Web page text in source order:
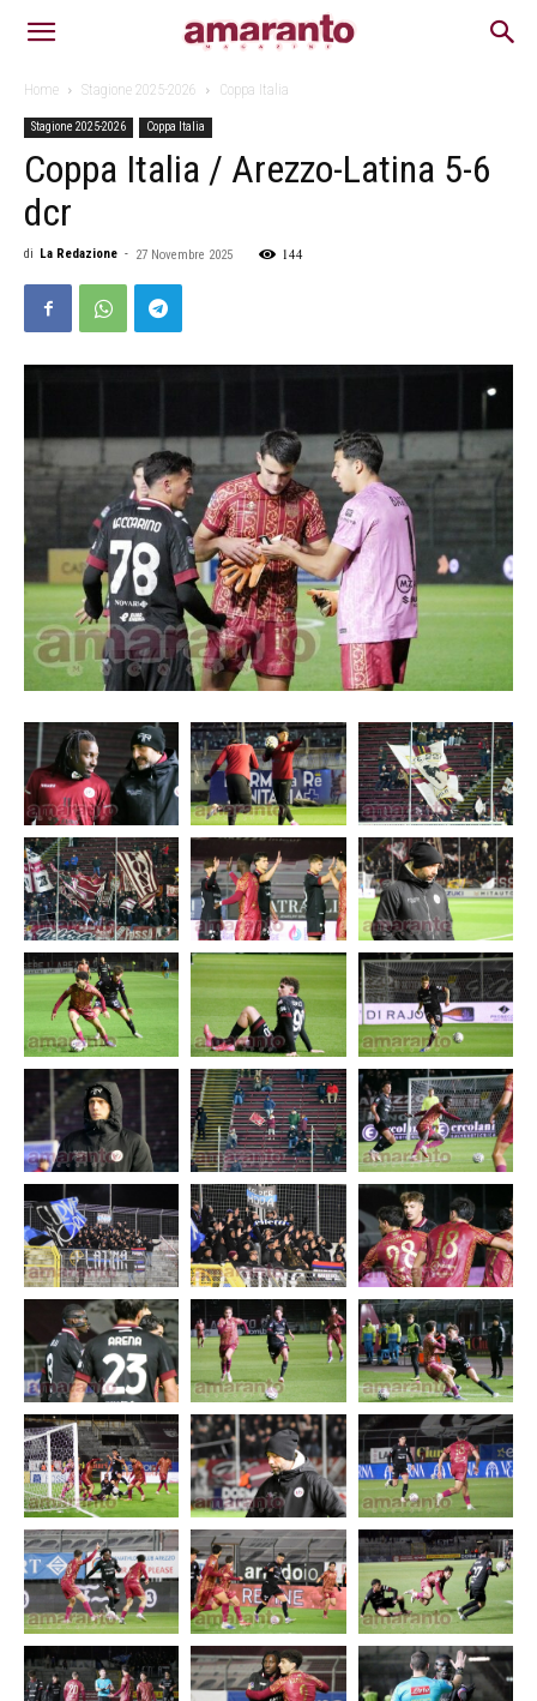
Home Stagione 2025-2026 Coppa Italia
Stagione 2025-2026 Coppa Italia
Coppa Italia / Arezzo-Latina 5-6
dcr
di La Redazione - 27 Novembre 2025 144